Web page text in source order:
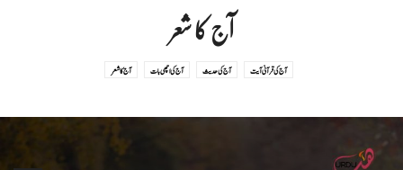
آج کا شعر
آج کا شعر آج کی اچھی بات آج کی حدیث آج کی قرآنی آیت